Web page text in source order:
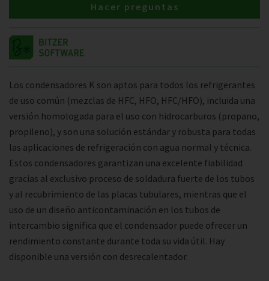
Los condensadores K son aptos para todos los refrigerantes
de uso común (mezclas de HFC, HFO, HFC/HFO), incluida una
versión homologada para el uso con hidrocarburos (propano,
propileno), y son una solución estándar y robusta para todas
las aplicaciones de refrigeración con agua normal y técnica.
Estos condensadores garantizan una excelente fiabilidad
gracias al exclusivo proceso de soldadura fuerte de los tubos
y al recubrimiento de las placas tubulares, mientras que el
uso de un diseño anticontaminación en los tubos de
intercambio significa que el condensador puede ofrecer un
rendimiento constante durante toda su vida útil. Hay
disponible una versión con desrecalentador.
Hacer preguntas